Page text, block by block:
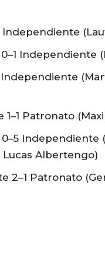
Independiente
Independiente
Independiente
Patronato
Independiente
Lucas Albertengo)
2–1 Patronato